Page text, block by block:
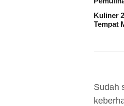
Kuliner
Tempat
Sudah